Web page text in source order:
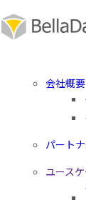
会社概要
パート
ユース
『第8回
2026）』